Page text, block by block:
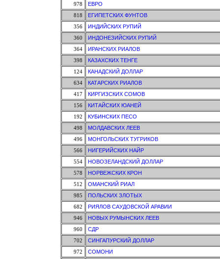
978
ЕВРО
818
ЕГИПЕТСКИХ ФУНТОВ
356
ИНДИЙСКИХ РУПИЙ
360
ИНДОНЕЗИЙСКИХ РУПИЙ
364
ИРАНСКИХ РИАЛОВ
398
КАЗАХСКИХ ТЕНГЕ
124
КАНАДСКИЙ ДОЛЛАР
634
КАТАРСКИХ РИАЛОВ
417
КИРГИЗСКИХ СОМОВ
156
КИТАЙСКИХ ЮАНЕЙ
192
КУБИНСКИХ ПЕСО
498
МОЛДАВСКИХ ЛЕЕВ
496
МОНГОЛЬСКИХ ТУГРИКОВ
566
НИГЕРИЙСКИХ НАЙР
554
НОВОЗЕЛАНДСКИЙ ДОЛЛАР
578
НОРВЕЖСКИХ КРОН
512
ОМАНСКИЙ РИАЛ
985
ПОЛЬСКИХ ЗЛОТЫХ
682
РИЯЛОВ САУДОВСКОЙ АРАВИИ
946
НОВЫХ РУМЫНСКИХ ЛЕЕВ
960
СДР
702
СИНГАПУРСКИЙ ДОЛЛАР
972
СОМОНИ